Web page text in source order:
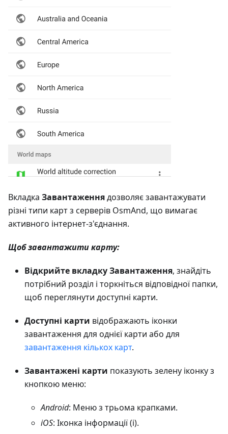
Вкладка Завантаженнядозволяє завантажувати
різні типи карт з серверів OsmAnd, що вимагає
активного інтернет-з'єднання.
Щоб завантажити карту:
Відкрийте вкладку Завантаження, знайдіть
потрібний розділ і торкніться відповідної папки,
щоб переглянути доступні карти.
Доступні карти відображають іконки
завантаження для однієї карти або для
завантаження кількох карт.
Завантажені карти показують зелену іконку з
кнопкою меню:
Android: Меню з трьома крапками.
iOS: Іконка інформації (i).